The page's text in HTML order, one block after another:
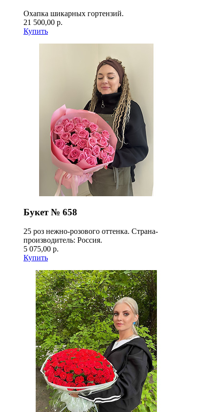
Охапка шикарных гортензий.
21 500,00 р.
Купить
Букет № 658
25 роз нежно-розового оттенка. Страна-
производитель: Россия.
5 075,00 р.
Купить